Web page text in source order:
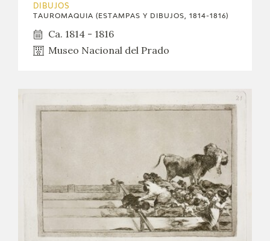
DIBUJOS
TAUROMAQUIA (ESTAMPAS Y DIBUJOS, 1814-1816)
Ca. 1814 - 1816
Museo Nacional del Prado